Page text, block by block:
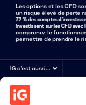
Les options et les CFD
un risque élevé de perte
72 % des comptes
investissent sur les CFD avec
comprenez le
permettre de prendre le
IG c'est aussi…